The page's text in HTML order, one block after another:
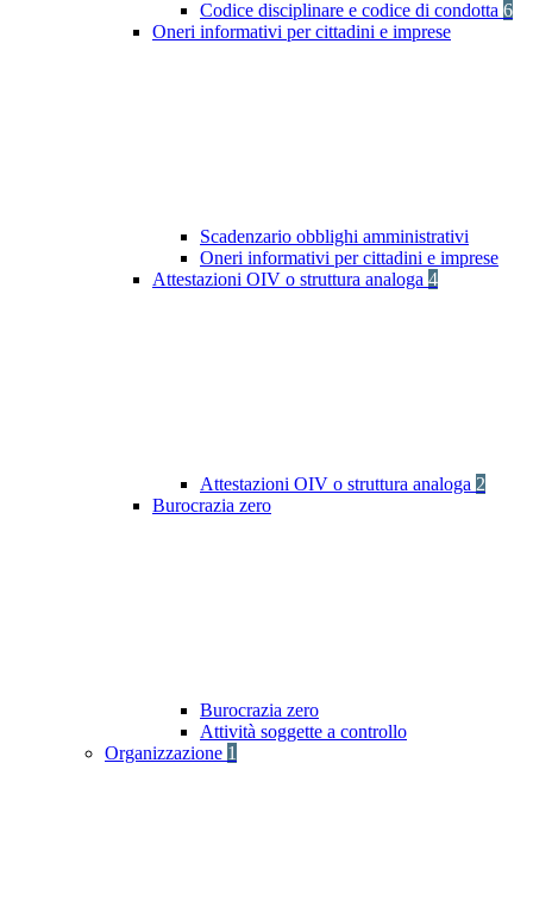
Codice disciplinare e codice di condotta 6
Oneri informativi per cittadini e imprese
Scadenzario obblighi amministrativi
Oneri informativi per cittadini e imprese
Attestazioni OIV o struttura analoga 4
Attestazioni OIV o struttura analoga 2
Burocrazia zero
Burocrazia zero
Attività soggette a controllo
Organizzazione 1